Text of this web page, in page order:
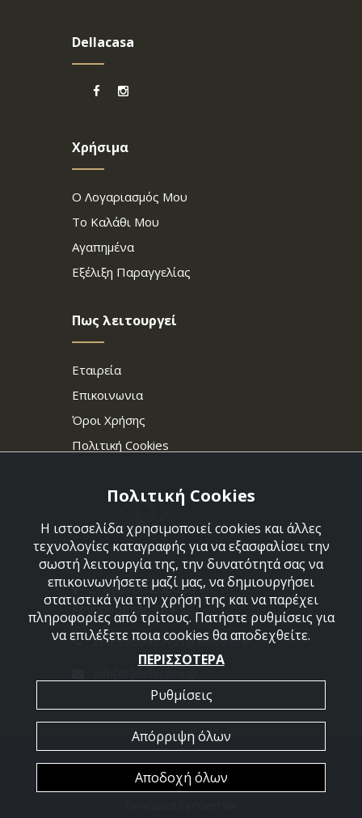
Dellacasa
Χρήσιμα
Ο Λογαριασμός Μου
Το Καλάθι Μου
Αγαπημένα
Εξέλιξη Παραγγελίας
Πως λειτουργεί
Εταιρεία
Επικοινωνια
Όροι Χρήσης
Πολιτική Cookies
Στεφάνου Σαράφη 36,
Αργυρούπολη 164 52
210 9960427-210 9960489
2026 @ All Rights Reserved - Dellacasa
Πολιτική Cookies
Η ιστοσελίδα χρησιμοποιεί cookies και άλλες
τεχνολογίες καταγραφής για να εξασφαλίσει την
σωστή λειτουργία της, την δυνατότητά σας να
επικοινωνήσετε μαζί μας, να δημιουργήσει
στατιστικά για την χρήση της και να παρέχει
πληροφορίες από τρίτους. Πατήστε ρυθμίσεις για
να επιλέξετε ποια cookies θα αποδεχθείτε.
ΠΕΡΙΣΣΟΤΕΡΑ
Ρυθμίσεις
Απόρριψη όλων
Αποδοχή όλων